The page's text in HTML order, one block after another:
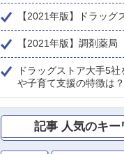
【2021年版】ドラッ
【2021年版】調剤薬
ドラッグストア大手5
や子育て支援の特徴は？
記事 人気のキー